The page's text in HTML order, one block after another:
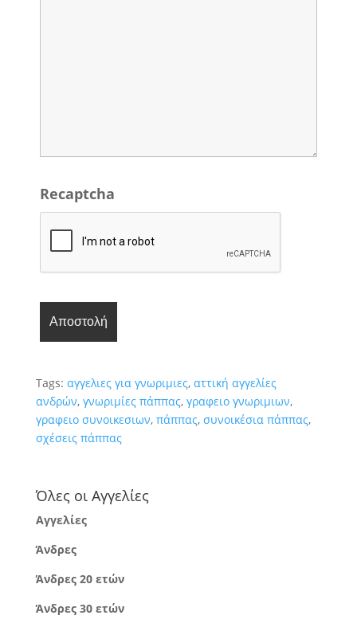
Recaptcha
Tags: αγγελιες για γνωριμιες, αττική αγγελίες
ανδρών, γνωριμίες πάππας, γραφειο γνωριμιων,
γραφειο συνοικεσιων, πάππας, συνοικέσια πάππας,
σχέσεις πάππας
Όλες οι Αγγελίες
Αγγελίες
Άνδρες
Άνδρες 20 ετών
Άνδρες 30 ετών